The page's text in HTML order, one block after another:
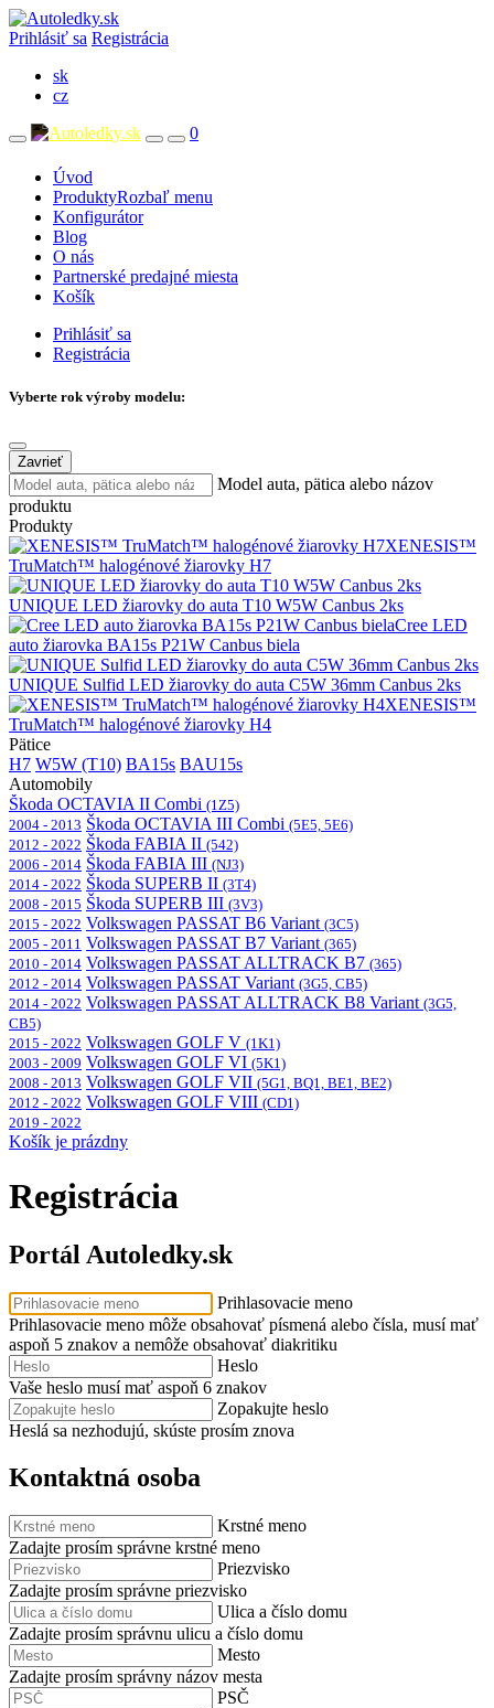
Prihlásiť sa Registrácia
sk
cz
0
Úvod
ProduktyRozbaľ menu
Konfigurátor
Blog
O nás
Partnerské predajné miesta
Košík
Prihlásiť sa
Registrácia
Vyberte rok výroby modelu:
Zavrieť
Model auta, pätica alebo názov
produktu
Produkty
XENESIS™
TruMatch™ halogénové žiarovky H7
UNIQUE LED žiarovky do auta T10 W5W Canbus 2ks
Cree LED
auto žiarovka BA15s P21W Canbus biela
UNIQUE Sulfid LED žiarovky do auta C5W 36mm Canbus 2ks
XENESIS™
TruMatch™ halogénové žiarovky H4
Pätice
H7 W5W (T10) BA15s BAU15s
Automobily
Škoda OCTAVIA II Combi (1Z5)
2004 - 2013 Škoda OCTAVIA III Combi (5E5, 5E6)
2012 - 2022 Škoda FABIA II (542)
2006 - 2014 Škoda FABIA III (NJ3)
2014 - 2022 Škoda SUPERB II (3T4)
2008 - 2015 Škoda SUPERB III (3V3)
2015 - 2022 Volkswagen PASSAT B6 Variant (3C5)
2005 - 2011 Volkswagen PASSAT B7 Variant (365)
2010 - 2014 Volkswagen PASSAT ALLTRACK B7 (365)
2012 - 2014 Volkswagen PASSAT Variant (3G5, CB5)
2014 - 2022 Volkswagen PASSAT ALLTRACK B8 Variant (3G5,
CB5)
2015 - 2022 Volkswagen GOLF V (1K1)
2003 - 2009 Volkswagen GOLF VI (5K1)
2008 - 2013 Volkswagen GOLF VII (5G1, BQ1, BE1, BE2)
2012 - 2022 Volkswagen GOLF VIII (CD1)
2019 - 2022
Košík je prázdny
Registrácia
Portál Autoledky.sk
Prihlasovacie meno
Prihlasovacie meno môže obsahovať písmená alebo čísla, musí mať
aspoň 5 znakov a nemôže obsahovať diakritiku
Heslo
Vaše heslo musí mať aspoň 6 znakov
Zopakujte heslo
Heslá sa nezhodujú, skúste prosím znova
Kontaktná osoba
Krstné meno
Zadajte prosím správne krstné meno
Priezvisko
Zadajte prosím správne priezvisko
Ulica a číslo domu
Zadajte prosím správnu ulicu a číslo domu
Mesto
Zadajte prosím správny názov mesta
PSČ